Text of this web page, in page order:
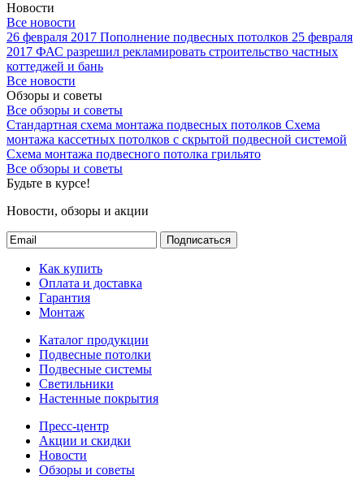
Новости
Все новости
26 февраля 2017 Пополнение подвесных потолков 25 февраля
2017 ФАС разрешил рекламировать строительство частных
коттеджей и бань
Все новости
Обзоры и советы
Все обзоры и советы
Стандартная схема монтажа подвесных потолков Схема
монтажа кассетных потолков с скрытой подвесной системой
Схема монтажа подвесного потолка грильято
Все обзоры и советы
Будьте в курсе!
Новости, обзоры и акции
Подписаться
Как купить
Оплата и доставка
Гарантия
Монтаж
Каталог продукции
Подвесные потолки
Подвесные системы
Светильники
Настенные покрытия
Пресс-центр
Акции и скидки
Новости
Обзоры и советы